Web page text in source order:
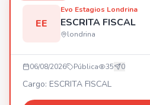
EE
Evo Estagios Londrina
ESCRITA FISCAL
londrina
06/08/2026 Pública 35 0
Cargo: ESCRITA FISCAL